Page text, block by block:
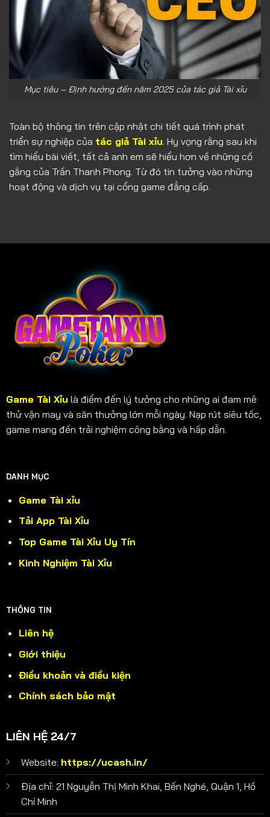
Mục tiêu – Định hướng đến năm 2025 của tác giả Tài xỉu
Toàn bộ thông tin trên cập nhật chi tiết quá trình phát
triển sự nghiệp của tác giả Tài xỉu. Hy vọng rằng sau khi
tìm hiểu bài viết, tất cả anh em sẽ hiểu hơn về những cố
gắng của Trần Thanh Phong. Từ đó tin tưởng vào những
hoạt động và dịch vụ tại cổng game đẳng cấp.
Game Tài Xỉu là điểm đến lý tưởng cho những ai đam mê
thử vận may và săn thưởng lớn mỗi ngày. Nạp rút siêu tốc,
game mang đến trải nghiệm công bằng và hấp dẫn.
DANH MỤC
Game Tài xỉu
Tải App Tài Xỉu
Top Game Tài Xỉu Uy Tín
Kinh Nghiệm Tài Xỉu
THÔNG TIN
Liên hệ
Giới thiệu
Điều khoản và điều kiện
Chính sách bảo mật
LIÊN HỆ 24/7
Website: https://ucash.in/
Địa chỉ: 21 Nguyễn Thị Minh Khai, Bến Nghé, Quận 1, Hồ
Chí Minh